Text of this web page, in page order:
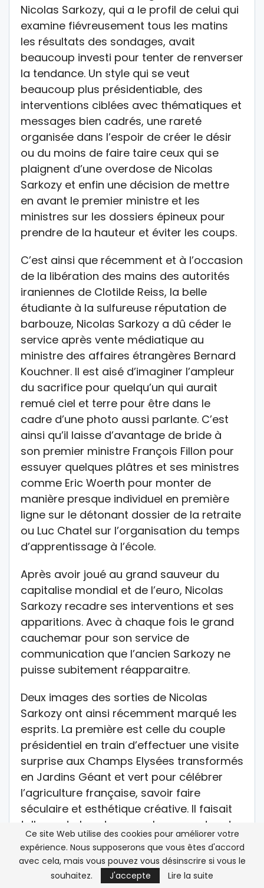
Nicolas Sarkozy, qui a le profil de celui qui
examine fiévreusement tous les matins
les résultats des sondages, avait
beaucoup investi pour tenter de renverser
la tendance. Un style qui se veut
beaucoup plus présidentiable, des
interventions ciblées avec thématiques et
messages bien cadrés, une rareté
organisée dans l’espoir de créer le désir
ou du moins de faire taire ceux qui se
plaignent d’une overdose de Nicolas
Sarkozy et enfin une décision de mettre
en avant le premier ministre et les
ministres sur les dossiers épineux pour
prendre de la hauteur et éviter les coups.
C’est ainsi que récemment et à l’occasion
de la libération des mains des autorités
iraniennes de Clotilde Reiss, la belle
étudiante à la sulfureuse réputation de
barbouze, Nicolas Sarkozy a dû céder le
service après vente médiatique au
ministre des affaires étrangères Bernard
Kouchner. Il est aisé d’imaginer l’ampleur
du sacrifice pour quelqu’un qui aurait
remué ciel et terre pour être dans le
cadre d’une photo aussi parlante. C’est
ainsi qu’il laisse d’avantage de bride à
son premier ministre François Fillon pour
essuyer quelques plâtres et ses ministres
comme Eric Woerth pour monter de
manière presque individuel en première
ligne sur le détonant dossier de la retraite
ou Luc Chatel sur l’organisation du temps
d’apprentissage à l’école.
Après avoir joué au grand sauveur du
capitalise mondial et de l’euro, Nicolas
Sarkozy recadre ses interventions et ses
apparitions. Avec à chaque fois le grand
cauchemar pour son service de
communication que l’ancien Sarkozy ne
puisse subitement réapparaitre.
Deux images des sorties de Nicolas
Sarkozy ont ainsi récemment marqué les
esprits. La première est celle du couple
présidentiel en train d’effectuer une visite
surprise aux Champs Elysées transformés
en Jardins Géant et vert pour célébrer
l’agriculture française, savoir faire
séculaire et esthétique créative. Il faisait
tellement chaud que quelques goutes de
sueurs perlaient sur le front présidentiel.
Avec une ostentatoire délicatesse, Carla
Bruni les essuie de sa main. C’était la
Ce site Web utilise des cookies pour améliorer votre
expérience. Nous supposerons que vous êtes d'accord
avec cela, mais vous pouvez vous désinscrire si vous le
souhaitez.
J'accepte Lire la suite